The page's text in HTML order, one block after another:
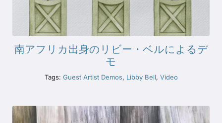
南アフリカ出身のリビー・ベルによるデ
モ
Tags: Guest Artist Demos, Libby Bell, Video